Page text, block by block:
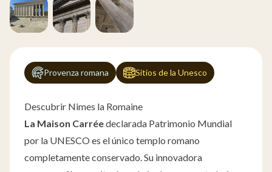
Provenza romana Sitios de la Unesco
Descubrir Nimes la Romaine
La Maison Carréedeclarada Patrimonio Mundial
por la UNESCO es el único templo romano
completamente conservado. Su innovadora